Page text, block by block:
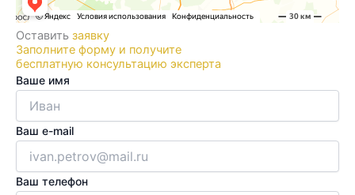
Оставить заявку
Заполните форму и получите
бесплатную консультацию эксперта
Ваше имя
Ваш e-mail
Ваш телефон